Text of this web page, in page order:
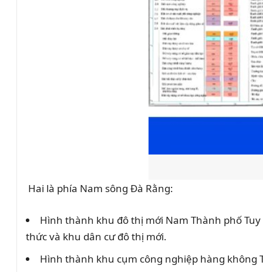
Hai là phía Nam sông Đà Rằng:
Hình thành khu đô thị mới Nam Thành phố
thức và khu dân cư đô thị mới.
Hình thành khu cụm công nghiệp hàng không